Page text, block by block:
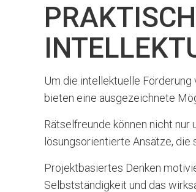
Um die intellektuelle
bieten eine ausgezeichnete
Rätselfreunde können nicht
lösungsorientierte Ansätze,
Projektbasiertes Denken
Selbstständigkeit und das